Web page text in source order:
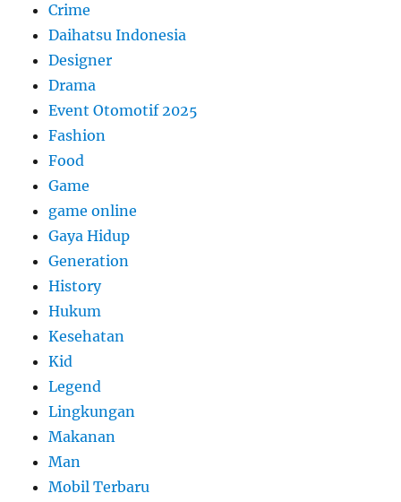
Crime
Daihatsu Indonesia
Designer
Drama
Event Otomotif 2025
Fashion
Food
Game
game online
Gaya Hidup
Generation
History
Hukum
Kesehatan
Kid
Legend
Lingkungan
Makanan
Man
Mobil Terbaru